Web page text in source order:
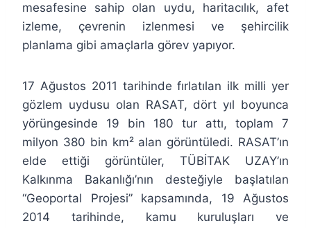
mesafesine sahip olan uydu, haritacılık, afet
izleme, çevrenin izlenmesi ve şehircilik
planlama gibi amaçlarla görev yapıyor.
17 Ağustos 2011 tarihinde fırlatılan ilk milli yer
gözlem uydusu olan RASAT, dört yıl boyunca
yörüngesinde 19 bin 180 tur attı, toplam 7
milyon 380 bin km² alan görüntüledi. RASAT’ın
elde ettiği görüntüler, TÜBİTAK UZAY’ın
Kalkınma Bakanlığı’nın desteğiyle başlatılan
“Geoportal Projesi” kapsamında, 19 Ağustos
2014 tarihinde, kamu kuruluşları ve